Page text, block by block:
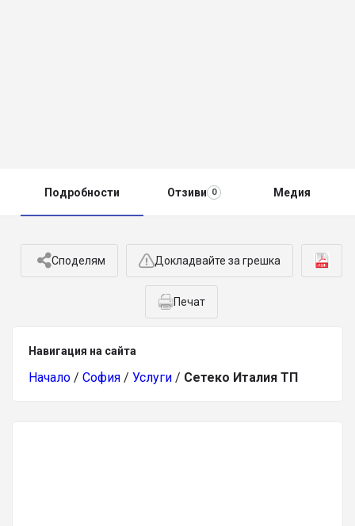
Подробности Отзиви 0 Медия
Споделям Докладвайте за грешка
Печат
Навигация на сайта
Начало / София / Услуги / Сетеко Италия ТП